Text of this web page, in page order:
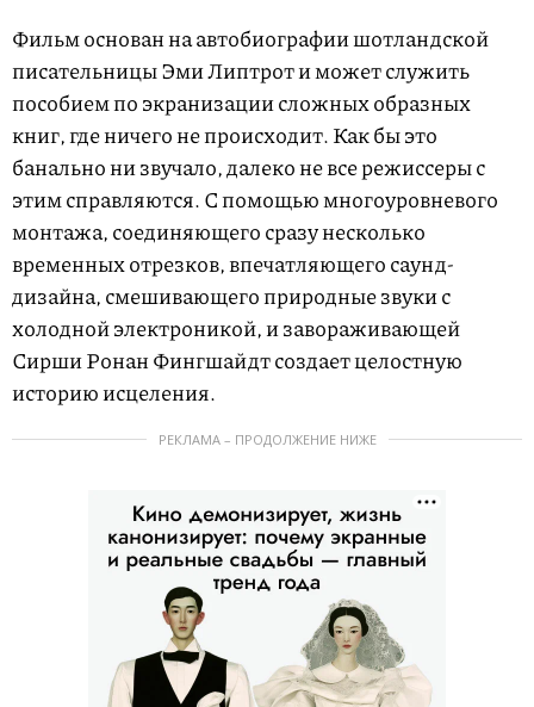
Фильм основан на автобиографии шотландской
писательницы Эми Липтрот и может служить
пособием по экранизации сложных образных
книг, где ничего не происходит. Как бы это
банально ни звучало, далеко не все режиссеры с
этим справляются. С помощью многоуровневого
монтажа, соединяющего сразу несколько
временных отрезков, впечатляющего саунд-
дизайна, смешивающего природные звуки с
холодной электроникой, и завораживающей
Сирши Ронан Фингшайдт создает целостную
историю исцеления.
РЕКЛАМА – ПРОДОЛЖЕНИЕ НИЖЕ